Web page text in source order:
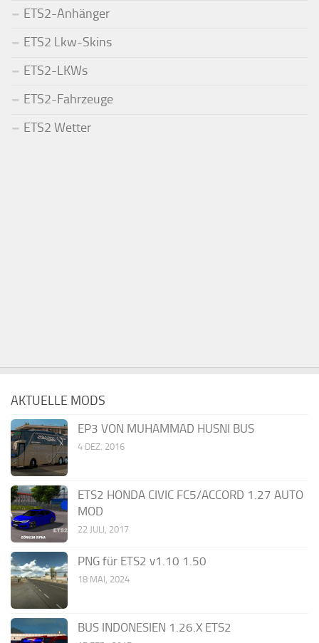
ETS2-Anhänger
ETS2 Lkw-Skins
ETS2-LKWs
ETS2-Fahrzeuge
ETS2 Wetter
AKTUELLE MODS
EP3 VON MUHAMMAD HUSNI BUS
4 DEZ. 2016
ETS2 HONDA CIVIC FC5/ACCORD 1.27 AUTO
MOD
22 JULI, 2017
PNG für ETS2 v1.10 1.50
18 MAI, 2024
BUS INDONESIEN 1.26.X ETS2